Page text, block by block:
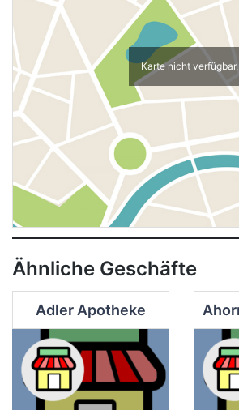
Karte nicht verfügbar.
Ähnliche Geschäfte
Adler Apotheke